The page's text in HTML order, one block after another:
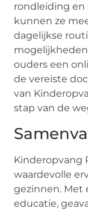
rondleiding en
kunnen ze
dagelijkse
ouders een
de vereiste
van
stap van de
Kinderopvang
waardevolle
gezinnen. Met
educatie,